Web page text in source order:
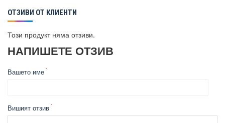
ОТЗИВИ ОТ КЛИЕНТИ
Този продукт няма отзиви.
НАПИШЕТЕ ОТЗИВ
Вашето име
Вишият отзив